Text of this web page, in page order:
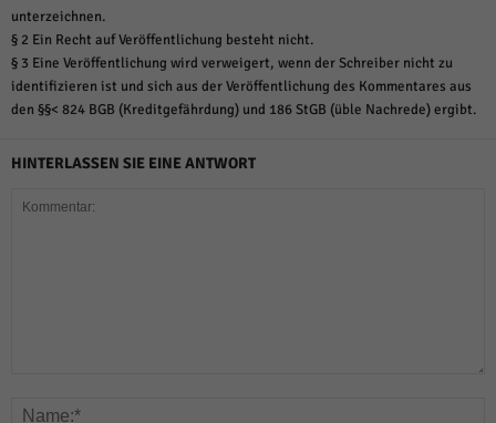
unterzeichnen.
§ 2 Ein Recht auf Veröffentlichung besteht nicht.
§ 3 Eine Veröffentlichung wird verweigert, wenn der Schreiber nicht zu
identifizieren ist und sich aus der Veröffentlichung des Kommentares aus
den §§< 824 BGB (Kreditgefährdung) und 186 StGB (üble Nachrede) ergibt.
HINTERLASSEN SIE EINE ANTWORT